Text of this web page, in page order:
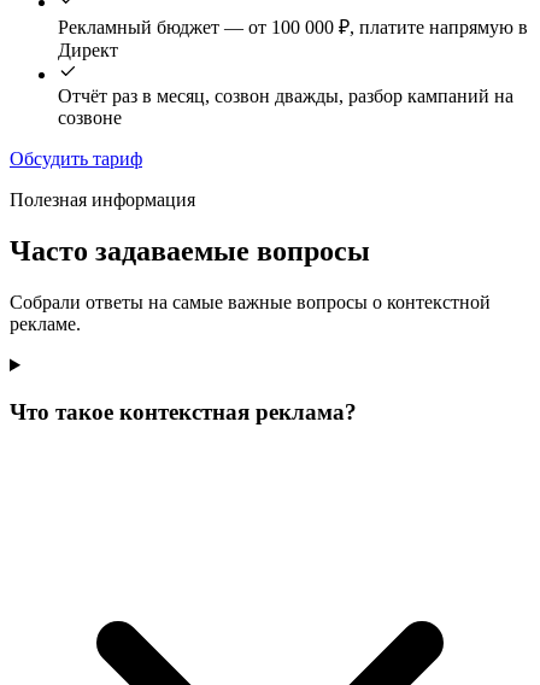
Рекламный бюджет — от 100 000 ₽, платите напрямую в
Директ
Отчёт раз в месяц, созвон дважды, разбор кампаний на
созвоне
Обсудить тариф
Полезная информация
Часто задаваемые вопросы
Собрали ответы на самые важные вопросы о контекстной
рекламе.
Что такое контекстная реклама?